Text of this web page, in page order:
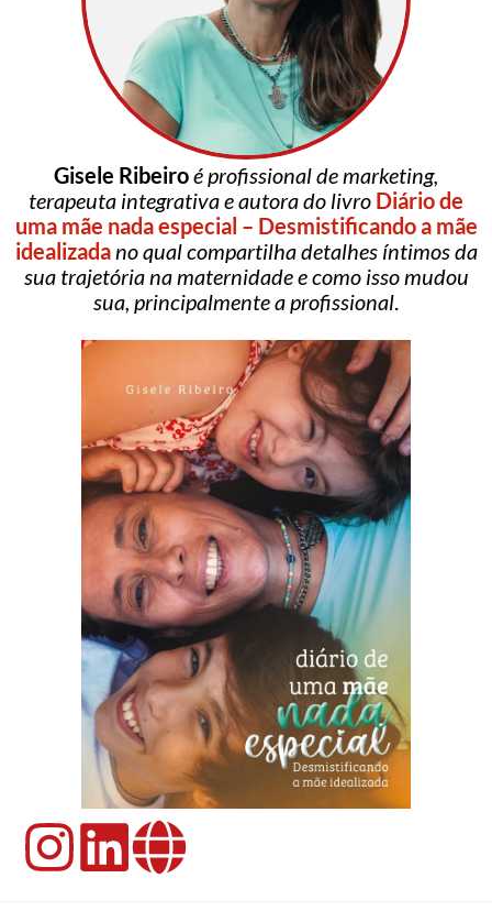
Gisele Ribeiroé profissional de marketing,
terapeuta integrativa e autora do livro Diário de
uma mãe nada especial – Desmistificando a mãe
idealizadano qual compartilha detalhes íntimos da
sua trajetória na maternidade e como isso mudou
sua, principalmente a profissional.